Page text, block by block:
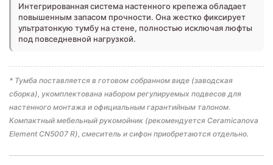
Интегрированная система настенного крепежа обладает
повышенным запасом прочности. Она жестко фиксирует
ультратонкую тумбу на стене, полностью исключая люфты
под повседневной нагрузкой.
* Тумба поставляется в готовом собранном виде (заводская
сборка), укомплектована набором регулируемых подвесов для
настенного монтажа и официальным гарантийным талоном.
Компактный мебельный рукомойник (рекомендуется Ceramicanova
Element CN5007 R), смеситель и сифон приобретаются отдельно.